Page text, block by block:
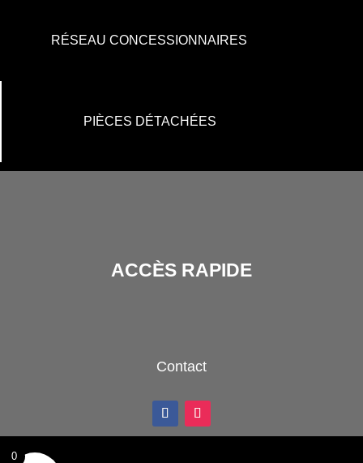
RÉSEAU CONCESSIONNAIRES
PIÈCES DÉTACHÉES
ACCÈS RAPIDE
Contact
0